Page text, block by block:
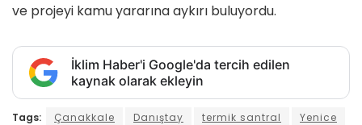
ve projeyi kamu yararına aykırı buluyordu.
İklim Haber'i Google'da tercih edilen
kaynak olarak ekleyin
Tags: Çanakkale Danıştay termik santral Yenice